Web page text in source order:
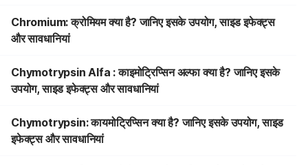
Chromium: क्रोमियम क्या है? जानिए इसके उपयोग, साइड इफेक्ट्स
और सावधानियां
Chymotrypsin Alfa : काइमोट्रिप्सिन अल्फा क्या है? जानिए इसके
उपयोग, साइड इफेक्ट्स और सावधानियां
Chymotrypsin: कायमोट्रिप्सिन क्या है? जानिए इसके उपयोग, साइड
इफेक्ट्स और सावधानियां